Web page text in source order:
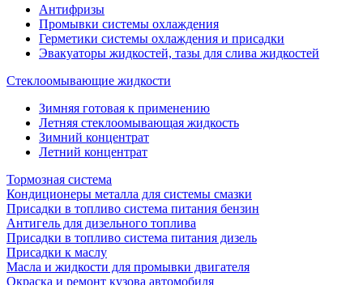
Антифризы
Промывки системы охлаждения
Герметики системы охлаждения и присадки
Эвакуаторы жидкостей, тазы для слива жидкостей
Стеклоомывающие жидкости
Зимняя готовая к применению
Летняя стеклоомывающая жидкость
Зимний концентрат
Летний концентрат
Тормозная система
Кондиционеры металла для системы смазки
Присадки в топливо система питания бензин
Антигель для дизельного топлива
Присадки в топливо система питания дизель
Присадки к маслу
Масла и жидкости для промывки двигателя
Окраска и ремонт кузова автомобиля